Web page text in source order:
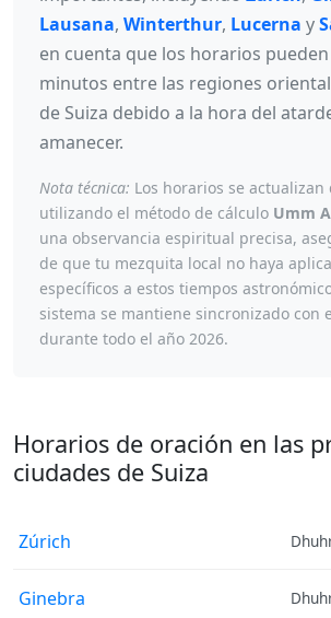
Lausana, Winterthur, Lucerna y
en cuenta que los horarios
minutos entre las regiones
de Suiza debido a la hora del
amanecer.
Nota técnica: Los horarios se
utilizando el método de cálculo Umm
una observancia espiritual precisa,
de que tu mezquita local no haya
específicos a estos tiempos
sistema se mantiene sincronizado con
durante todo el año 2026.
Horarios de oración en las
ciudades de Suiza
Zúrich
Ginebra